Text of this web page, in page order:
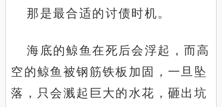
那是最合适的讨债时机。
海底的鲸鱼在死后会浮起，而高
空的鲸鱼被钢筋铁板加固，一旦坠
落，只会溅起巨大的水花，砸出坑